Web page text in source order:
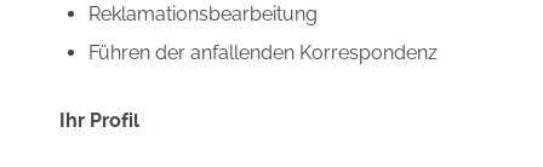
Reklamationsbearbeitung
Führen der anfallenden Korrespondenz
Ihr Profil